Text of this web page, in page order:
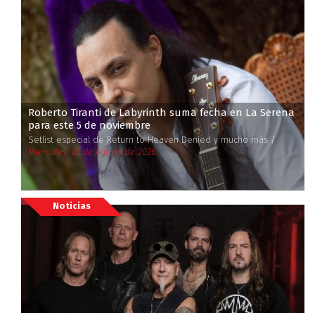
Roberto Tiranti de Labyrinth suma fecha en La Serena
para este 5 de noviembre
Setlist especial de Return to Heaven Denied y mucho más /
Miércoles, 05 de Agosto de 2026
Noticias